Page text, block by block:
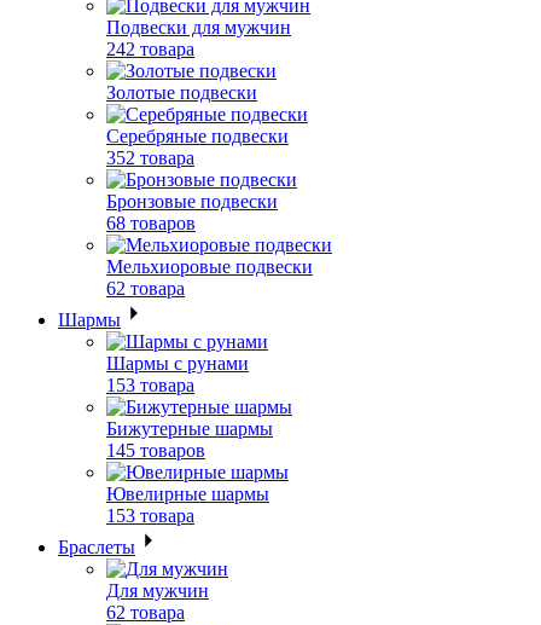
Подвески для мужчин
242 товара
Золотые подвески
Серебряные подвески
352 товара
Бронзовые подвески
68 товаров
Мельхиоровые подвески
62 товара
Шармы
Шармы с рунами
153 товара
Бижутерные шармы
145 товаров
Ювелирные шармы
153 товара
Браслеты
Для мужчин
62 товара